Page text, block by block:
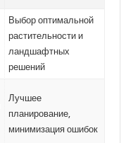
Выбор оптимальной
растительности и
ландшафтных
решений
Лучшее
планирование,
минимизация ошибок